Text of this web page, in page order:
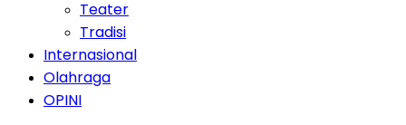
Teater
Tradisi
Internasional
Olahraga
OPINI